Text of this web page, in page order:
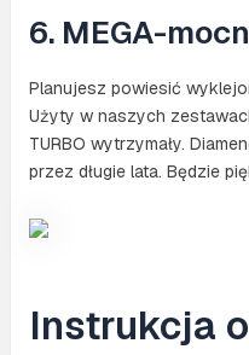
6. MEGA-
Planujesz powiesić
Użyty w naszych
TURBO wytrzymały.
przez długie lata. Będzie
Instrukcja